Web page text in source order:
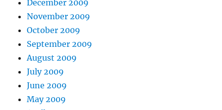
December 2009
November 2009
October 2009
September 2009
August 2009
July 2009
June 2009
May 2009